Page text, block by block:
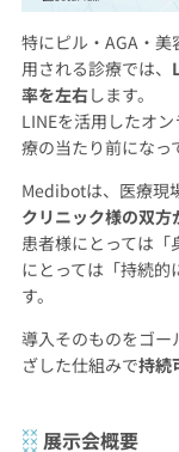
特にピル・AGA・
用される診療では、
率を左右します。
LINEを活用したオ
療の当たり前になっ
Medibotは、医療現
クリニック様の双
患者様にとっては
にとっては「持続的
す。
導入そのものをゴー
ざした仕組みで持続
展示会概要